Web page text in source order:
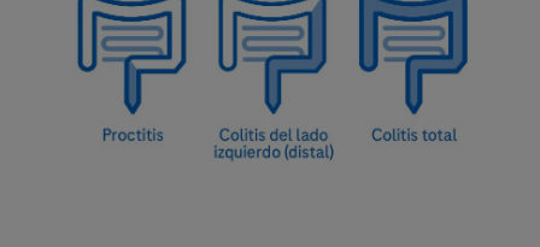
Doy consentimiento para que mis datos se procesen con el fin de
responder a mi consulta y de conformidad con la Política de
Privacidad y el Aviso de privacidad de Roche para